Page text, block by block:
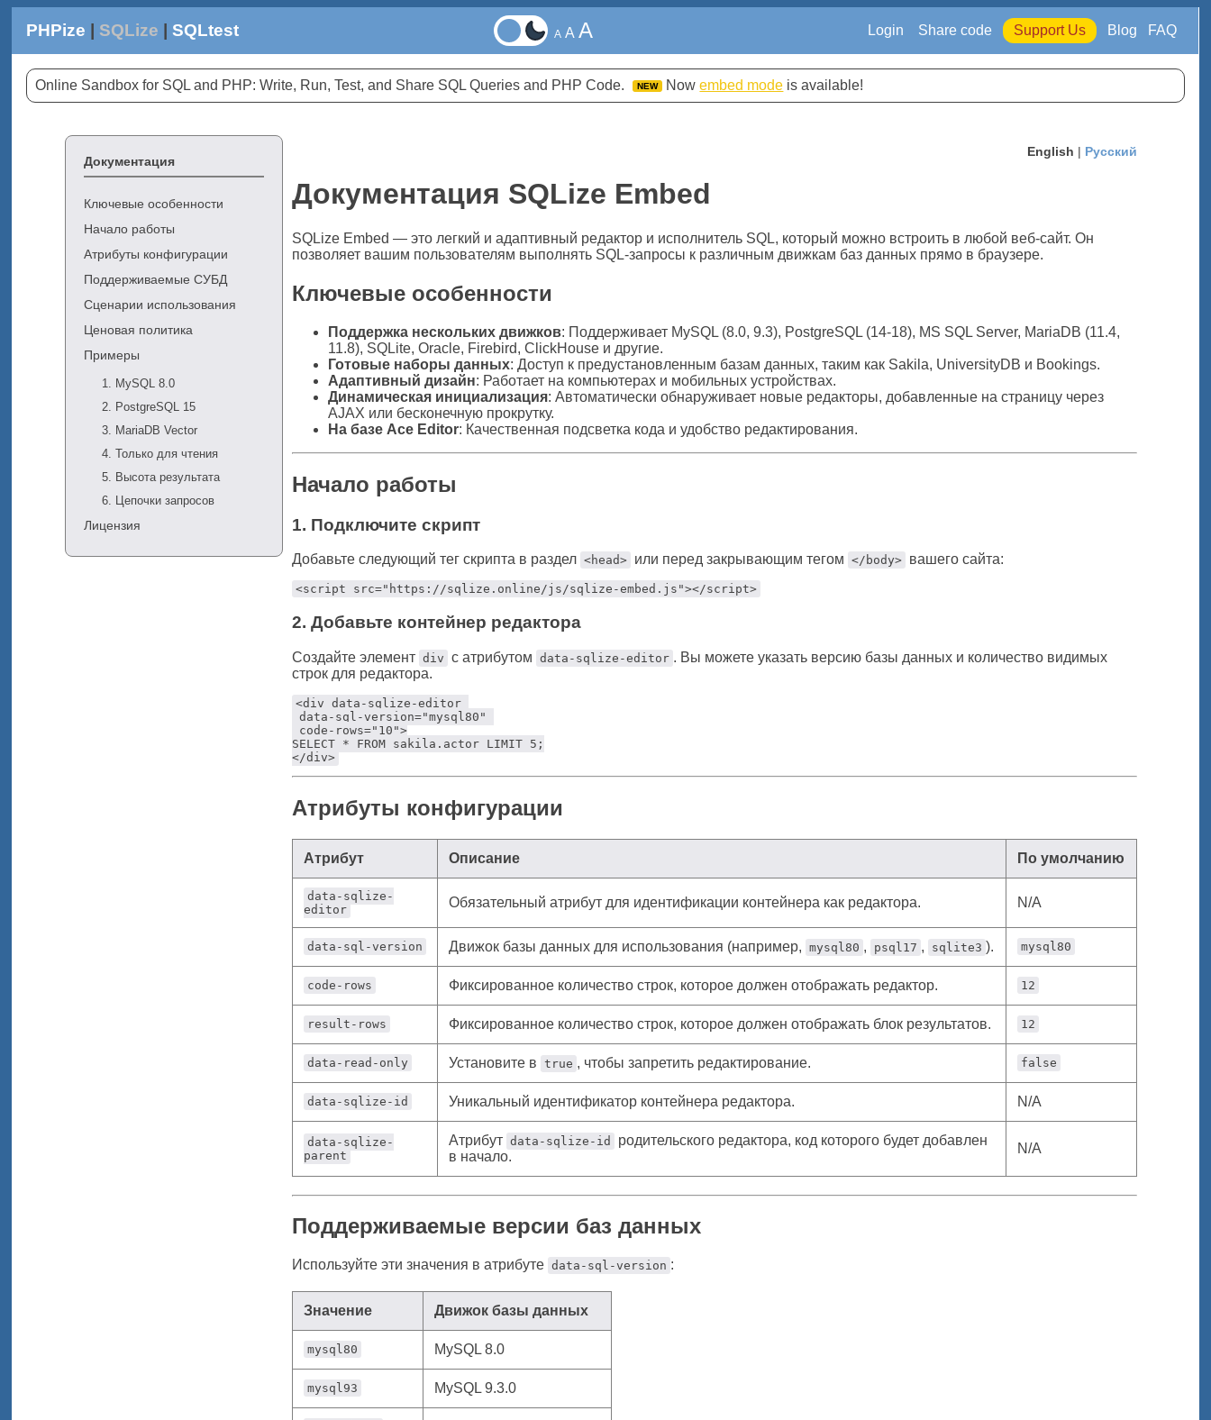
PHPize SQLize SQLtest A A A Login Share code Support Us Blog FAQ
Online Sandbox for SQL and PHP: Write, Run, Test, and Share SQL Queries and PHP Code. NEW Nowembed mode is available!
Документация
Ключевые особенности
Начало работы
Атрибуты конфигурации
Поддерживаемые СУБД
Сценарии использования
Ценовая политика
Примеры
1. MySQL 8.0
2. PostgreSQL 15
3. MariaDB Vector
4. Только для чтения
5. Высота результата
6. Цепочки запросов
Лицензия
English | Русский
Документация SQLize Embed
SQLize Embed — это легкий и адаптивный редактор и исполнитель SQL, который можно встроить в любой веб-сайт. Он
позволяет вашим пользователям выполнять SQL-запросы к различным движкам баз данных прямо в браузере.
Ключевые особенности
Поддержка нескольких движков: Поддерживает MySQL (8.0, 9.3), PostgreSQL (14-18), MS SQL Server, MariaDB (11.4,
11.8), SQLite, Oracle, Firebird, ClickHouse и другие.
Готовые наборы данных: Доступ к предустановленным базам данных, таким как Sakila, UniversityDB и Bookings.
Адаптивный дизайн: Работает на компьютерах и мобильных устройствах.
Динамическая инициализация: Автоматически обнаруживает новые редакторы, добавленные на страницу через
AJAX или бесконечную прокрутку.
На базе Ace Editor: Качественная подсветка кода и удобство редактирования.
Начало работы
1. Подключите скрипт
Добавьте следующий тег скрипта в раздел <head> или перед закрывающим тегом </body> вашего сайта:
<script src="https://sqlize.online/js/sqlize-embed.js"></script>
2. Добавьте контейнер редактора
Создайте элемент div с атрибутом data-sqlize-editor . Вы можете указать версию базы данных и количество видимых
строк для редактора.
<div data-sqlize-editor
data-sql-version="mysql80"
code-rows="10">
SELECT * FROM sakila.actor LIMIT 5;
</div>
Атрибуты конфигурации
Атрибут Описание По умолчанию
data-sqlize-
editor
Обязательный атрибут для идентификации контейнера как редактора. N/A
data-sql-version Движок базы данных для использования (например, mysql80 , psql17 , sqlite3 ). mysql80
code-rows Фиксированное количество строк, которое должен отображать редактор. 12
result-rows Фиксированное количество строк, которое должен отображать блок результатов. 12
data-read-only Установите в true , чтобы запретить редактирование. false
data-sqlize-id Уникальный идентификатор контейнера редактора. N/A
data-sqlize-
parent
Атрибут data-sqlize-id
родительского редактора, код которого будет добавлен
в начало.
N/A
Поддерживаемые версии баз данных
Используйте эти значения в атрибуте data-sql-version :
Значение Движок базы данных
mysql80 MySQL 8.0
mysql93 MySQL 9.3.0